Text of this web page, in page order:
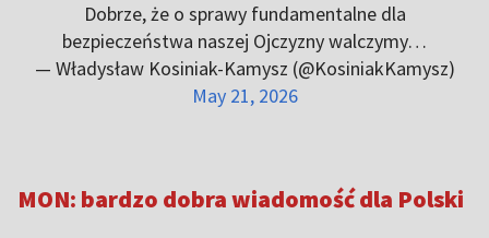
Dobrze, że o sprawy fundamentalne dla
bezpieczeństwa naszej Ojczyzny walczymy…
— Władysław Kosiniak-Kamysz (@KosiniakKamysz)
May 21, 2026
MON: bardzo dobra wiadomość dla Polski